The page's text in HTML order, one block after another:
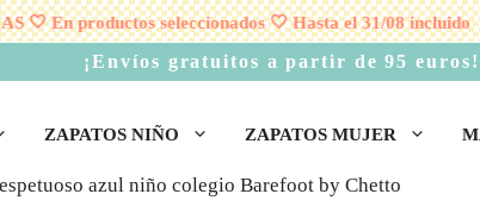
En productos seleccionados 🤍 Hasta el 31/08 incluido
¡Envíos gratuitos a partir de 95 euros!
ZAPATOS NIÑO ZAPATOS MUJER
azul niño colegio Barefoot by Chetto